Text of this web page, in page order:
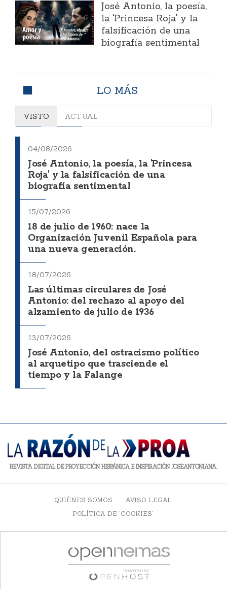
José Antonio, la poesía,
la 'Princesa Roja' y la
falsificación de una
biografía sentimental
LO MÁS
VISTO ACTUAL
04/08/2026
José Antonio, la poesía, la 'Princesa
Roja' y la falsificación de una
biografía sentimental
15/07/2026
18 de julio de 1960: nace la
Organización Juvenil Española para
una nueva generación.
18/07/2026
Las últimas circulares de José
Antonio: del rechazo al apoyo del
alzamiento de julio de 1936
13/07/2026
José Antonio, del ostracismo político
al arquetipo que trasciende el
tiempo y la Falange
REVISTA DIGITAL DE PROYECCIÓN HISPÁNICA E INSPIRACIÓN JOSEANTONIANA.
QUIÉNES SOMOS
AVISO LEGAL
POLÍTICA DE 'COOKIES'